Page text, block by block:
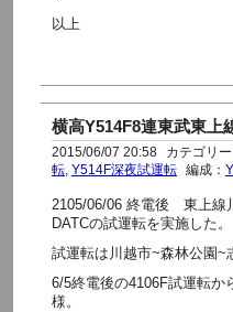
以上
横高Y514F8連東武東上
2015/06/07 20:58 カテゴリー
転, Y514F深夜試運転 編成：
2105/06/06 終電後 東上線
DATCの試運転を実施した。
試運転は川越市~森林公園~
6/5終電後の4106F試運転か
様。